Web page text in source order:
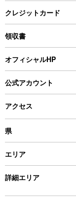
クレジットカード
領収書
オフィシャルHP
公式アカウント
アクセス
県
エリア
詳細エリア